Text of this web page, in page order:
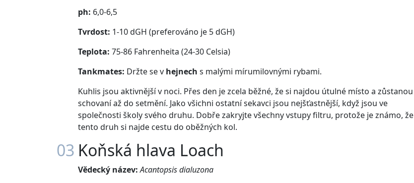
ph: 6,0-6,5
Tvrdost: 1-10 dGH (preferováno je 5 dGH)
Teplota: 75-86 Fahrenheita (24-30 Celsia)
Tankmates: Držte se v hejnech s malými mírumilovnými rybami.
Kuhlis jsou aktivnější v noci. Přes den je zcela běžné, že si najdou útulné místo a zůstanou
schovaní až do setmění. Jako všichni ostatní sekavci jsou nejšťastnější, když jsou ve
společnosti školy svého druhu. Dobře zakryjte všechny vstupy filtru, protože je známo, že
tento druh si najde cestu do oběžných kol.
03 Koňská hlava Loach
Vědecký název: Acantopsis dialuzona